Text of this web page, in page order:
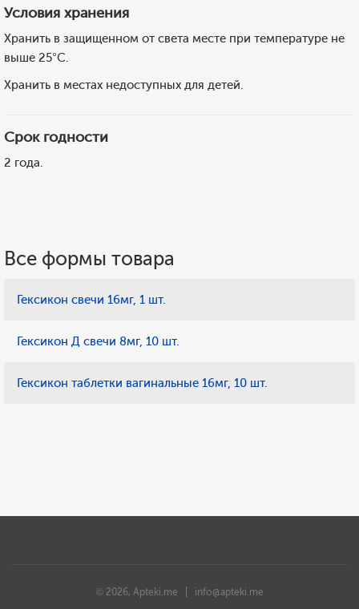
Условия хранения
Хранить в защищенном от света месте при температуре не
выше 25°С.
Хранить в местах недоступных для детей.
Срок годности
2 года.
Все формы товара
Гексикон свечи 16мг, 1 шт.
Гексикон Д свечи 8мг, 10 шт.
Гексикон таблетки вагинальные 16мг, 10 шт.
© 2026, Apteki.me | info@apteki.me